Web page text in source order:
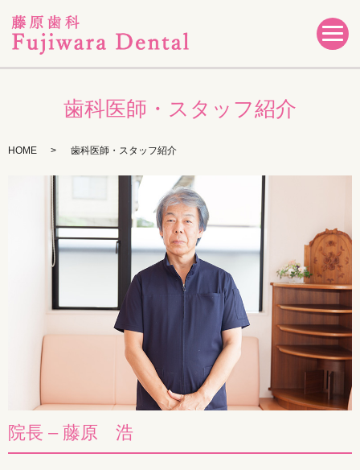
歯科医師・スタッフ紹介
HOME 歯科医師・スタッフ紹介
院長 – 藤原 浩